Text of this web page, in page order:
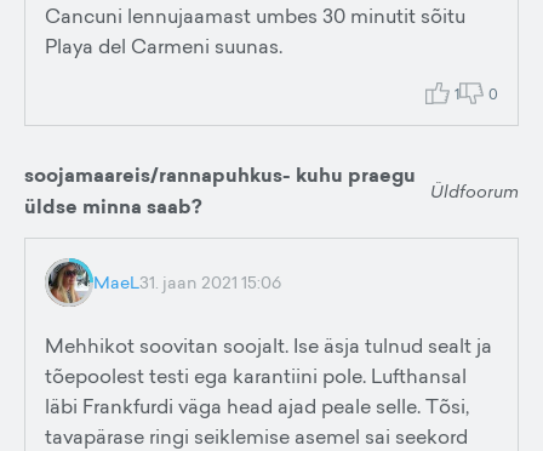
Cancuni lennujaamast umbes 30 minutit sõitu
Playa del Carmeni suunas.
1 0
soojamaareis/rannapuhkus- kuhu praegu
üldse minna saab?
Üldfoorum
MaeL31. jaan 2021 15:06
Mehhikot soovitan soojalt. Ise äsja tulnud sealt ja
tõepoolest testi ega karantiini pole. Lufthansal
läbi Frankfurdi väga head ajad peale selle. Tõsi,
tavapärase ringi seiklemise asemel sai seekord